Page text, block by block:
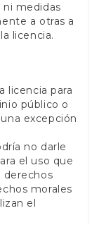
ni medidas
a otras a
licencia.
licencia para
público o
excepción
no darle
el uso que
derechos
morales
el